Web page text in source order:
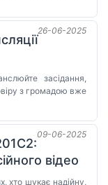
26-06-2025
засідання,
з громадою вже
09-06-2025
відео
хто шукає надійну,